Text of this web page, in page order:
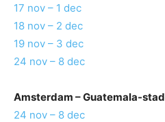
17 nov – 1 dec
18 nov – 2 dec
19 nov – 3 dec
24 nov – 8 dec
Amsterdam –Guatemala-stad
24 nov – 8 dec